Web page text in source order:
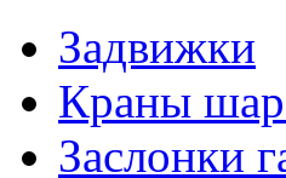
Задвижки
Краны
Заслонки